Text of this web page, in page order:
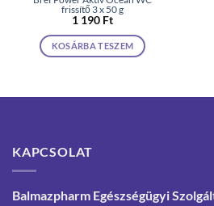
frissítő 3 x 50 g
1 190 Ft
KOSÁRBA TESZEM
KAPCSOLAT
Balmazpharm Egészségügyi